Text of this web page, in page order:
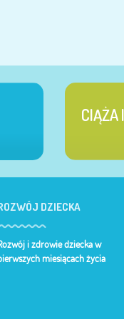
CIĄŻA
DZIECKA
i zdrowie dziecka w
miesiącach życia